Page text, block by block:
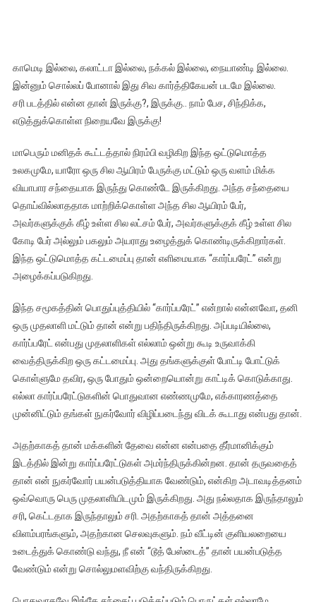
காமெடி இல்லை, கலாட்டா இல்லை, நக்கல் இல்லை, நையாண்டி இல்லை.
இன்னும் சொல்லப் போனால் இது சிவ கார்த்திகேயன் படமே இல்லை.
சரி படத்தில் என்ன தான் இருக்கு?, இருக்கு.. நாம் பேச, சிந்திக்க,
எடுத்துக்கொள்ள நிறையவே இருக்கு!
மாபெரும் மனிதக் கூட்டத்தால் நிரம்பி வழிகிற இந்த ஒட்டுமொத்த
உலகமுமே, யாரோ ஒரு சில ஆயிரம் பேருக்கு மட்டும் ஒரு வளம் மிக்க
வியாபார சந்தையாக இருந்து கொண்டே இருக்கிறது. அந்த சந்தையை
தொய்வில்லாததாக மாற்றிக்கொள்ள அந்த சில ஆயிரம் பேர்,
அவர்களுக்குக் கீழ் உள்ள சில லட்சம் பேர், அவர்களுக்குக் கீழ் உள்ள சில
கோடி பேர் அல்லும் பகலும் அயராது உழைத்துக் கொண்டிருக்கிறார்கள்.
இந்த ஒட்டுமொத்த கட்டமைப்பு தான் எளிமையாக “கார்ப்பரேட்” என்று
அழைக்கப்படுகிறது.
இந்த சமூகத்தின் பொதுப்புத்தியில் “கார்ப்பரேட்” என்றால் என்னவோ, தனி
ஒரு முதலாளி மட்டும் தான் என்று பதிந்திருக்கிறது. அப்படியில்லை,
கார்ப்பரேட் என்பது முதலாளிகள் எல்லாம் ஒன்று கூடி உருவாக்கி
வைத்திருக்கிற ஒரு கட்டமைப்பு. அது தங்களுக்குள் போட்டி போட்டுக்
கொள்ளுமே தவிர, ஒரு போதும் ஒன்றையொன்று காட்டிக் கொடுக்காது.
எல்லா கார்ப்பரேட்டுகளின் பொதுவான எண்ணமுமே, எக்காரணத்தை
முன்னிட்டும் தங்கள் நுகர்வோர் விழிப்படைந்து விடக் கூடாது என்பது தான்.
அதற்காகத் தான் மக்களின் தேவை என்ன என்பதை தீர்மானிக்கும்
இடத்தில் இன்று கார்ப்பரேட்டுகள் அமர்ந்திருக்கின்றன. தான் தருவதைத்
தான் என் நுகர்வோர் பயன்படுத்தியாக வேண்டும், என்கிற அடாவடித்தனம்
ஒவ்வொரு பெரு முதலாளியிடமும் இருக்கிறது. அது நல்லதாக இருந்தாலும்
சரி, கெட்டதாக இருந்தாலும் சரி. அதற்காகத் தான் அத்தனை
விளம்பரங்களும், அதற்கான செலவுகளும். நம் வீட்டின் குளியலறையை
உடைத்துக் கொண்டு வந்து, நீ என் “டூத் பேஸ்டைத்” தான் பயன்படுத்த
வேண்டும் என்று சொல்லுமளவிற்கு வந்திருக்கிறது.